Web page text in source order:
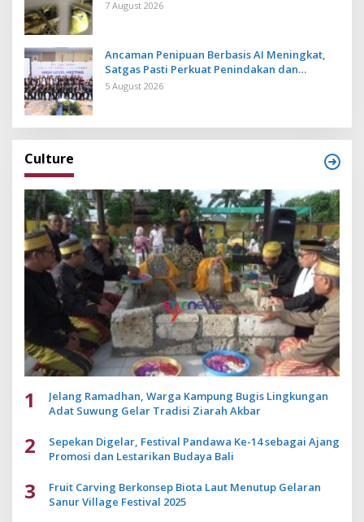
Bali
7 August 2026
Ancaman Penipuan Berbasis AI Meningkat,
Satgas Pasti Perkuat Penindakan dan
Pengembangan Aplikasi Anti Penipuan
5 August 2026
Culture
1
Jelang Ramadhan, Warga Kampung Bugis Lingkungan
Adat Suwung Gelar Tradisi Ziarah Akbar
2
Sepekan Digelar, Festival Pandawa Ke-14 sebagai Ajang
Promosi dan Lestarikan Budaya Bali
3
Fruit Carving Berkonsep Biota Laut Menutup Gelaran
Sanur Village Festival 2025